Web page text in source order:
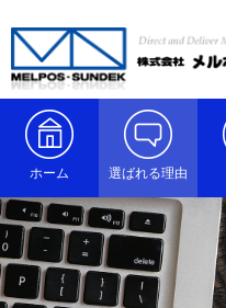
ホーム 選ばれる理由